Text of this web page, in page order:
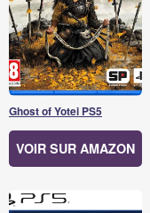
Ghost of Yotei PS5
VOIR SUR AMAZON